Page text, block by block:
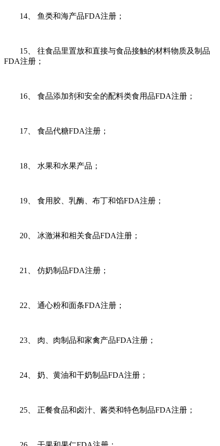
14、 鱼类和海产品FDA注册；
15、 往食品里置放和直接与食品接触的材料物质及制品
FDA注册；
16、 食品添加剂和安全的配料类食用品FDA注册；
17、 食品代糖FDA注册；
18、 水果和水果产品；
19、 食用胶、乳酶、布丁和馅FDA注册；
20、 冰激淋和相关食品FDA注册；
21、 仿奶制品FDA注册；
22、 通心粉和面条FDA注册；
23、 肉、肉制品和家禽产品FDA注册；
24、 奶、黄油和干奶制品FDA注册；
25、 正餐食品和卤汁、酱类和特色制品FDA注册；